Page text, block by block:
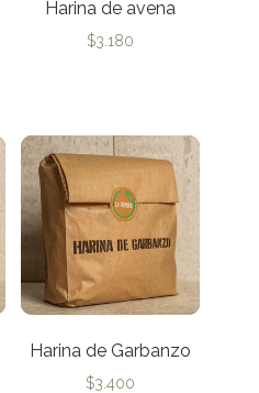
Harina de avena
$3.180
Harina de Garbanzo
$3.400